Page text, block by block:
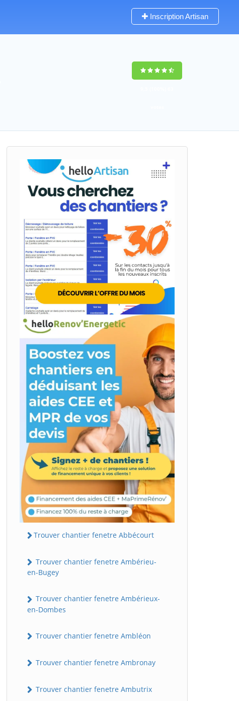
Inscription Artisan
Trouver chantier fenetre Abbécourt
Trouver chantier fenetre Ambérieu-
en-Bugey
Trouver chantier fenetre Ambérieux-
en-Dombes
Trouver chantier fenetre Ambléon
Trouver chantier fenetre Ambronay
Trouver chantier fenetre Ambutrix